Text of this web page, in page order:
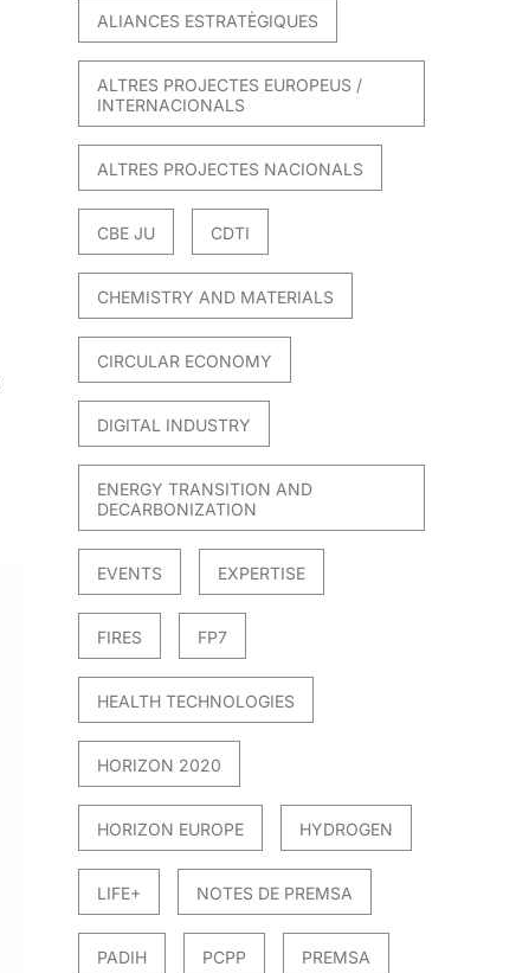
ALIANCES ESTRATÈGIQUES
ALTRES PROJECTES EUROPEUS /
INTERNACIONALS
ALTRES PROJECTES NACIONALS
CBE JU CDTI
CHEMISTRY AND MATERIALS
CIRCULAR ECONOMY
DIGITAL INDUSTRY
ENERGY TRANSITION AND
DECARBONIZATION
EVENTS EXPERTISE
FIRES FP7
HEALTH TECHNOLOGIES
HORIZON 2020
HORIZON EUROPE HYDROGEN
LIFE+ NOTES DE PREMSA
PADIH PCPP PREMSA